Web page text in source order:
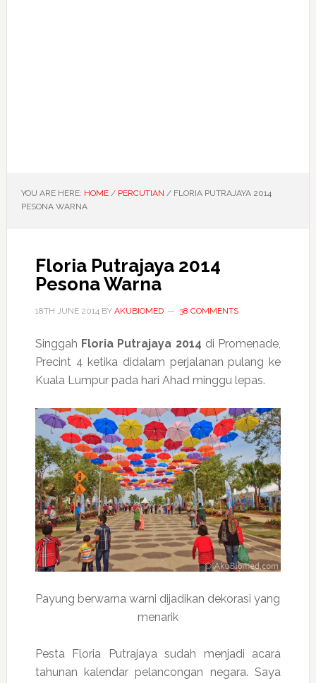
YOU ARE HERE: HOME / PERCUTIAN /FLORIA PUTRAJAYA 2014
PESONA WARNA
Floria Putrajaya 2014
Pesona Warna
18TH JUNE 2014BY AKUBIOMED 38 COMMENTS
Singgah Floria Putrajaya 2014 di Promenade,
Precint 4 ketika didalam perjalanan pulang ke
Kuala Lumpur pada hari Ahad minggu lepas.
Payung berwarna warni dijadikan dekorasi yang
menarik
Pesta Floria Putrajaya sudah menjadi acara
tahunan kalendar pelancongan negara. Saya